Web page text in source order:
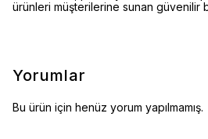
ürünleri müşterilerine sunan güvenilir
Yorumlar
Bu ürün için henüz yorum yapılmamış.